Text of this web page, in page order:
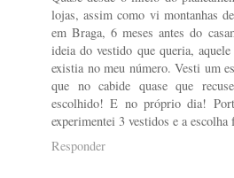
lojas, assim como vi montanhas
em Braga, 6 meses antes do
ideia do vestido que queria,
existia no meu número. Vesti um
que no cabide quase que
escolhido! E no próprio dia!
experimentei 3 vestidos e a
Responder